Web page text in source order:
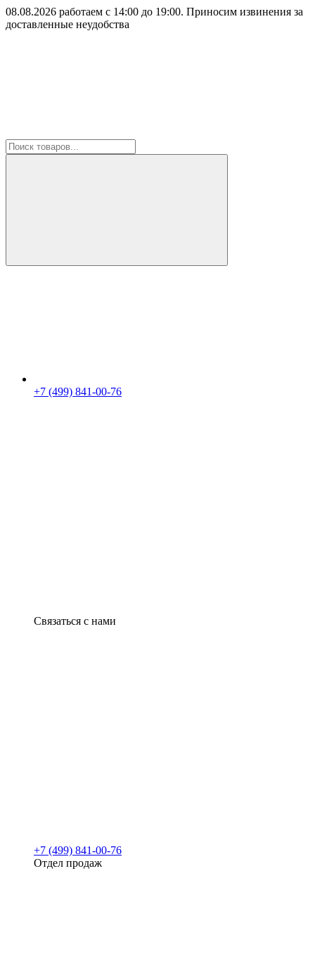
08.08.2026 работаем с 14:00 до 19:00. Приносим извинения за
доставленные неудобства
+7 (499) 841-00-76
Связаться с нами
+7 (499) 841-00-76
Отдел продаж